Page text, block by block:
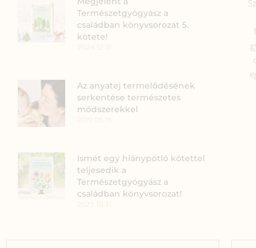
Természetgyógyász a
családban könyvsorozat 5.
kötete!
Az anyatej termelődésének
serkentése természetes
módszerekkel
Ismét egy hiánypótló kötettel
teljesedik a
Természetgyógyász a
családban könyvsorozat!